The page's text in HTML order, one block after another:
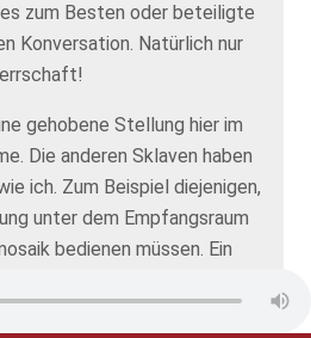
zum Besten oder beteiligte
Konversation. Natürlich nur
gehobene Stellung hier im
Die anderen Sklaven haben
ich. Zum Beispiel diejenigen,
unter dem Empfangsraum
bedienen müssen. Ein
und die Blasebälge erfordern